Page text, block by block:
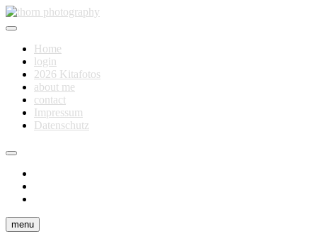
Skip
to
thorn photography
Fotografie für Dich
Home
login
2026 Kitafotos
about me
contact
Impressum
Datenschutz
menu